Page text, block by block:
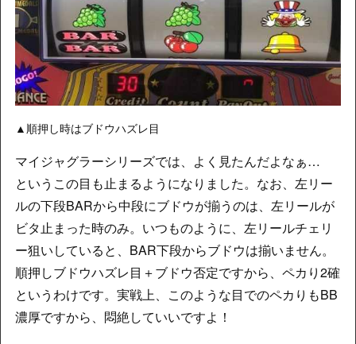
▲順押し時はブドウハズレ目
マイジャグラーシリーズでは、よく見たんだよなぁ…
というこの目も止まるようになりました。なお、左リー
ルの下段BARから中段にブドウが揃うのは、左リールが
ビタ止まった時のみ。いつものように、左リールチェリ
ー狙いしていると、BAR下段からブドウは揃いません。
順押しブドウハズレ目＋ブドウ否定ですから、ペカり2確
というわけです。実戦上、このような目でのペカりもBB
濃厚ですから、悶絶していいですよ！